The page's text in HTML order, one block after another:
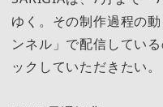
ゆく。その制作過程の
ンネル」で配信してい
ックしていただきたい。